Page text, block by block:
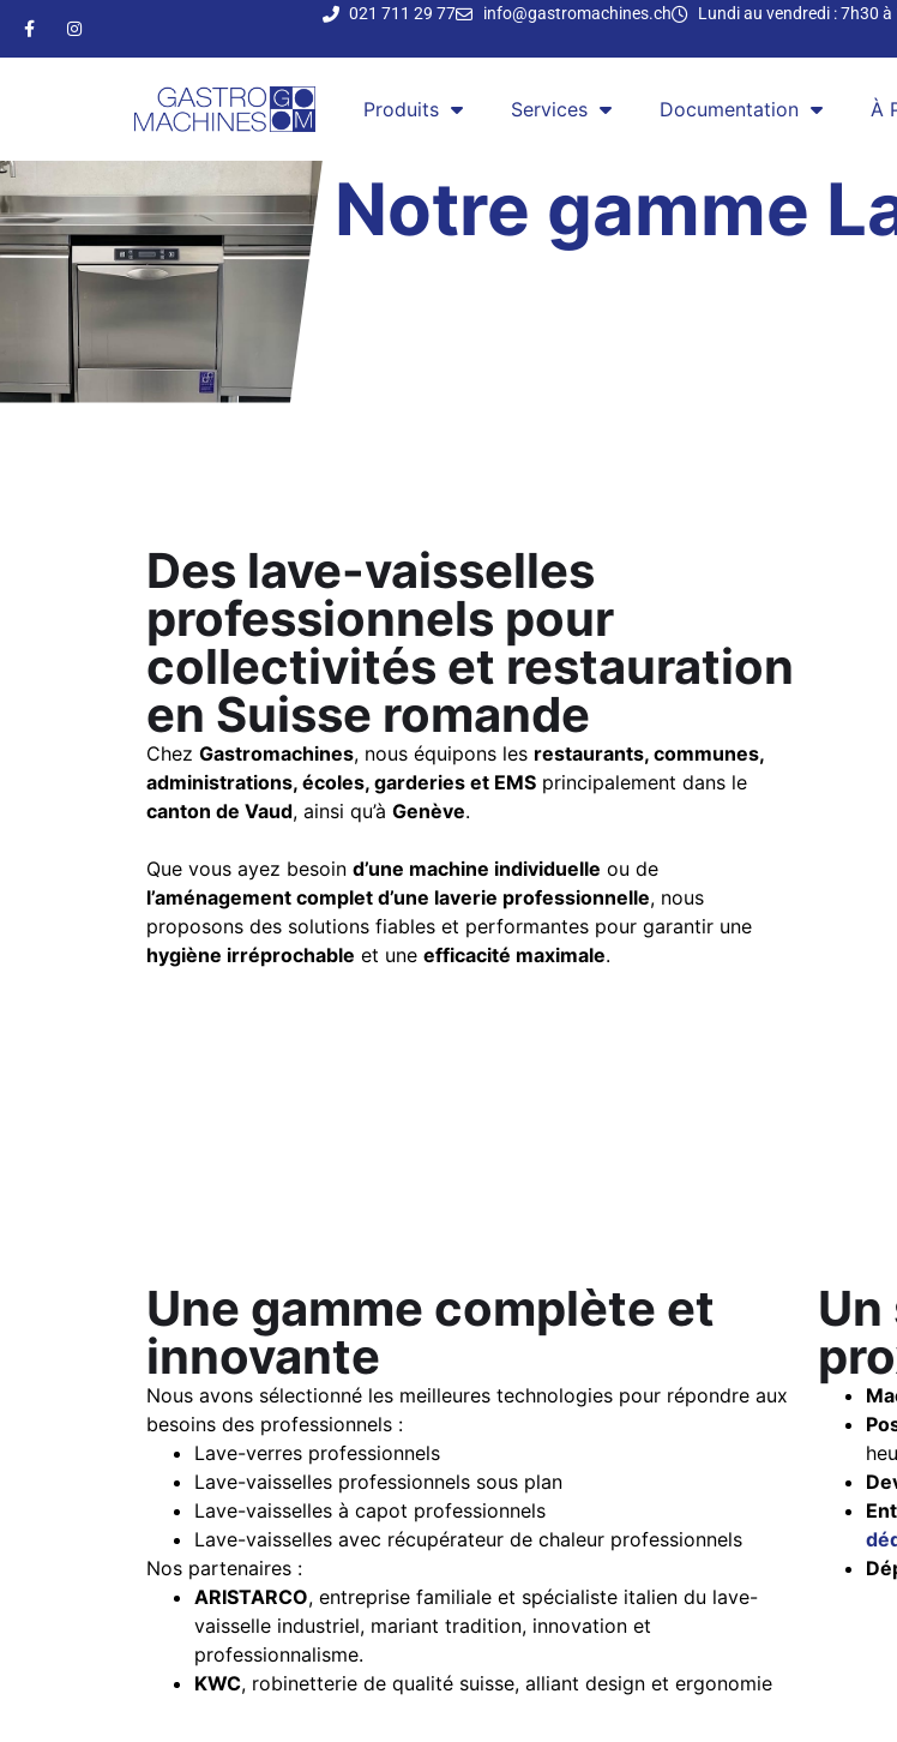
021 711 29 77 info@gastromachines.ch
Lundi au vendredi : 7h30 à
Produits Services Documentation À
Notre gamme
Des lave-vaisselles
professionnels pour
collectivités et restauration
en Suisse romande
Chez Gastromachines, nous équipons les restaurants, communes,
administrations, écoles, garderies et EMS principalement dans le
canton de Vaud, ainsi qu’à Genève.
Que vous ayez besoin d’une machine individuelle ou de
l’aménagement complet d’une laverie professionnelle, nous
proposons des solutions fiables et performantes pour garantir une
hygiène irréprochable et une efficacité maximale.
Une gamme complète et
innovante
Nous avons sélectionné les meilleures technologies pour répondre aux
besoins des professionnels :
Lave-verres professionnels
Lave-vaisselles professionnels sous plan
Lave-vaisselles à capot professionnels
Lave-vaisselles avec récupérateur de chaleur professionnels
Nos partenaires :
ARISTARCO, entreprise familiale et spécialiste italien du lave-
vaisselle industriel, mariant tradition, innovation et
professionnalisme.
KWC, robinetterie de qualité suisse, alliant design et ergonomie